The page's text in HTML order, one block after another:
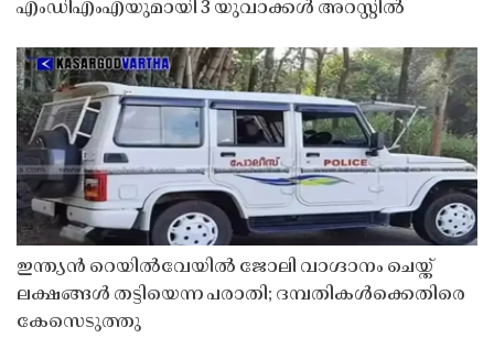
എംഡിഎംഎയുമായി 3 യുവാക്കൾ അറസ്റ്റിൽ
ഇന്ത്യൻ റെയിൽവേയിൽ ജോലി വാഗ്ദാനം ചെയ്ത്
ലക്ഷങ്ങൾ തട്ടിയെന്ന പരാതി; ദമ്പതികൾക്കെതിരെ
കേസെടുത്തു